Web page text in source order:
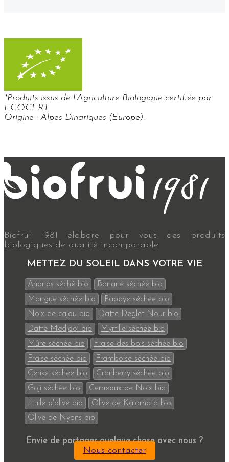
*Produits issus de l’Agriculture Biologique certifiée par
ECOCERT.
Origine : Alpes Dinariques (Europe).
Biofrui 1981 élabore pour vous des produits
biologiques de qualité incomparable.
METTEZ DU SOLEIL DANS VOTRE VIE
Ananas séché bio
Banane séchée bio
Mangue séchée bio
Papaye séchée bio
Noix de cajou bio
Datte Deglet Nour bio
Datte Medjool bio
Myrtille séchée bio
Mûre séchée bio
Fraise des bois séchée bio
Fraise séchée bio
Framboise séchée bio
Cerise séchée bio
Cranberry séchée bio
Goji séchée bio
Cerneaux de Noix bio
Huile d'olive bio
Olive de Kalamata bio
Olive de Nyons bio
Envie de partager quelque chose avec nous ?
Nous contacter